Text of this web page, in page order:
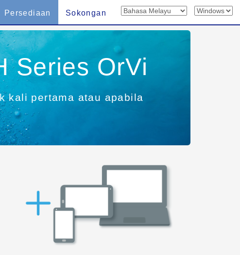
Persediaan Sokongan
Series OrVi
kali pertama atau apabila